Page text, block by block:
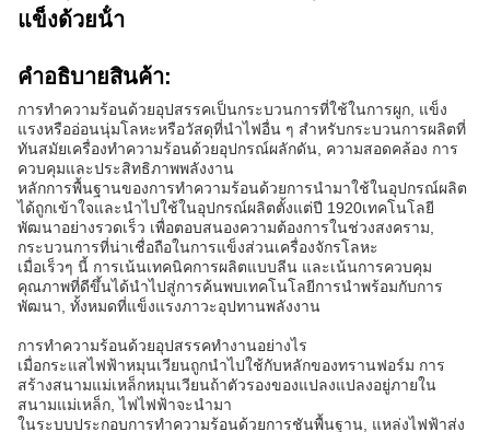
แข็งด้วยน้ํา
คําอธิบายสินค้า:
การทําความร้อนด้วยอุปสรรคเป็นกระบวนการที่ใช้ในการผูก, แข็ง
แรงหรืออ่อนนุ่มโลหะหรือวัสดุที่นําไฟอื่น ๆ สําหรับกระบวนการผลิตที่
ทันสมัยเครื่องทําความร้อนด้วยอุปกรณ์ผลักดัน, ความสอดคล้อง การ
ควบคุมและประสิทธิภาพพลังงาน
หลักการพื้นฐานของการทําความร้อนด้วยการนํามาใช้ในอุปกรณ์ผลิต
ได้ถูกเข้าใจและนําไปใช้ในอุปกรณ์ผลิตตั้งแต่ปี 1920เทคโนโลยี
พัฒนาอย่างรวดเร็ว เพื่อตอบสนองความต้องการในช่วงสงคราม,
กระบวนการที่น่าเชื่อถือในการแข็งส่วนเครื่องจักรโลหะ
เมื่อเร็วๆ นี้ การเน้นเทคนิคการผลิตแบบลีน และเน้นการควบคุม
คุณภาพที่ดีขึ้นได้นําไปสู่การค้นพบเทคโนโลยีการนําพร้อมกับการ
พัฒนา, ทั้งหมดที่แข็งแรงภาวะอุปทานพลังงาน
การทําความร้อนด้วยอุปสรรคทํางานอย่างไร
เมื่อกระแสไฟฟ้าหมุนเวียนถูกนําไปใช้กับหลักของทรานฟอร์ม การ
สร้างสนามแม่เหล็กหมุนเวียนถ้าตัวรองของแปลงแปลงอยู่ภายใน
สนามแม่เหล็ก, ไฟไฟฟ้าจะนํามา
ในระบบประกอบการทําความร้อนด้วยการชันพื้นฐาน, แหล่งไฟฟ้าส่ง